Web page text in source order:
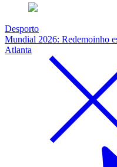
Desporto
Mundial 2026: Redemoinho
Atlanta